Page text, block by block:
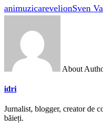
animuzicarevelionSven
About
idri
Jurnalist, blogger, creator de
băieți.